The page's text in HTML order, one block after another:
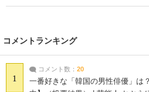
コメントランキング
1
コメント数： 20
一番好きな「韓国の男性俳優」は